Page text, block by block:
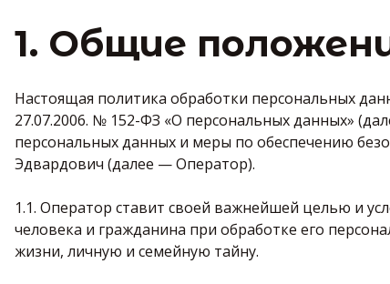
1. Общие
Настоящая политика обработки персональных
27.07.2006. № 152-ФЗ «О персональных данных»
персональных данных и меры по обеспечению
Эдвардович (далее — Оператор).
1.1. Оператор ставит своей важнейшей целью и
человека и гражданина при обработке его
жизни, личную и семейную тайну.